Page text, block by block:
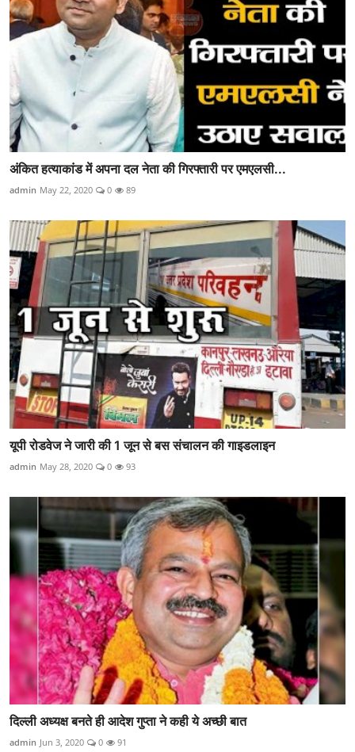
अंकित हत्याकांड में अपना दल नेता की गिरफ्तारी पर एमएलसी...
admin May 22, 2020 0 89
यूपी रोडवेज ने जारी की 1 जून से बस संचालन की गाइडलाइन
admin May 28, 2020 0 93
दिल्ली अध्यक्ष बनते ही आदेश गुप्ता ने कही ये अच्छी बात
admin Jun 3, 2020 0 91